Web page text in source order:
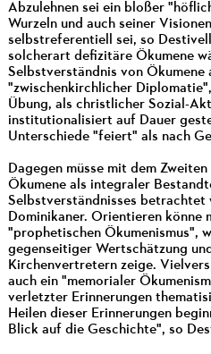
Abzulehnen sei ein bloßer
Wurzeln und auch seiner
selbstreferentiell sei, so
solcherart defizitäre Ökumene
Selbstverständnis von Ökumene
"zwischenkirchlicher
Übung, als christlicher Sozial-
institutionalisiert auf Dauer
Unterschiede "feiert" als nach
Dagegen müsse mit dem
Ökumene als integraler
Selbstverständnisses
Dominikaner. Orientieren könne
"prophetischen Ökumenismus",
gegenseitiger Wertschätzung
Kirchenvertretern zeige.
auch ein "memorialer
verletzter Erinnerungen
Heilen dieser Erinnerungen
Blick auf die Geschichte", so